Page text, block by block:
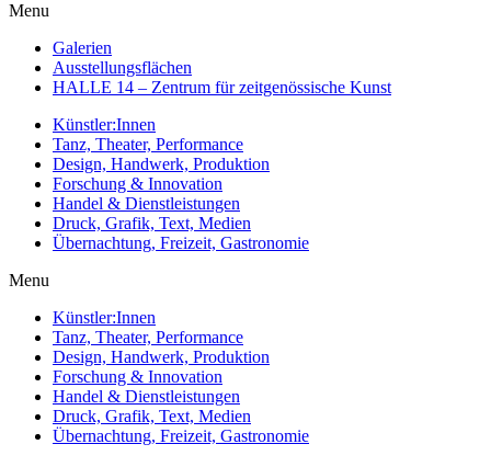
Menu
Galerien
Ausstellungsflächen
HALLE 14 – Zentrum für zeitgenössische Kunst
Künstler:Innen
Tanz, Theater, Performance
Design, Handwerk, Produktion
Forschung & Innovation
Handel & Dienstleistungen
Druck, Grafik, Text, Medien
Übernachtung, Freizeit, Gastronomie
Menu
Künstler:Innen
Tanz, Theater, Performance
Design, Handwerk, Produktion
Forschung & Innovation
Handel & Dienstleistungen
Druck, Grafik, Text, Medien
Übernachtung, Freizeit, Gastronomie